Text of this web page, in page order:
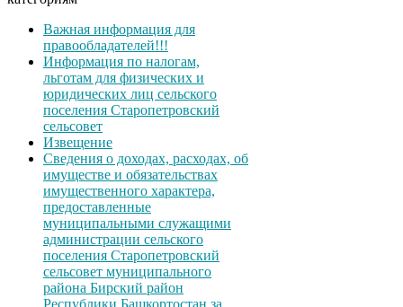
Важная информация для
правообладателей!!!
Информация по налогам,
льготам для физических и
юридических лиц сельского
поселения Старопетровский
сельсовет
Извещение
Сведения о доходах, расходах, об
имуществе и обязательствах
имущественного характера,
предоставленные
муниципальными служащими
администрации сельского
поселения Старопетровский
сельсовет муниципального
района Бирский район